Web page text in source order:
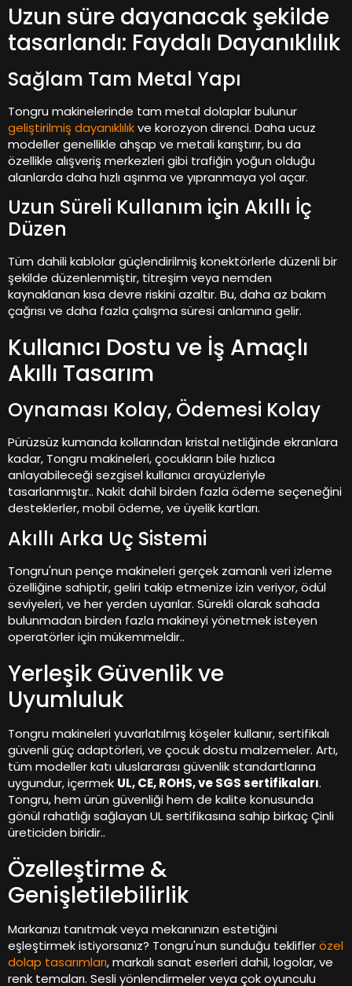
Uzun süre dayanacak şekilde
tasarlandı: Faydalı Dayanıklılık
Sağlam Tam Metal Yapı
Tongru makinelerinde tam metal dolaplar bulunur
geliştirilmiş dayanıklılıkve korozyon direnci. Daha ucuz
modeller genellikle ahşap ve metali karıştırır, bu da
özellikle alışveriş merkezleri gibi trafiğin yoğun olduğu
alanlarda daha hızlı aşınma ve yıpranmaya yol açar.
Uzun Süreli Kullanım için Akıllı İç
Düzen
Tüm dahili kablolar güçlendirilmiş konektörlerle düzenli bir
şekilde düzenlenmiştir, titreşim veya nemden
kaynaklanan kısa devre riskini azaltır. Bu, daha az bakım
çağrısı ve daha fazla çalışma süresi anlamına gelir.
Kullanıcı Dostu ve İş Amaçlı
Akıllı Tasarım
Oynaması Kolay, Ödemesi Kolay
Pürüzsüz kumanda kollarından kristal netliğinde ekranlara
kadar, Tongru makineleri, çocukların bile hızlıca
anlayabileceği sezgisel kullanıcı arayüzleriyle
tasarlanmıştır.. Nakit dahil birden fazla ödeme seçeneğini
desteklerler, mobil ödeme, ve üyelik kartları.
Akıllı Arka Uç Sistemi
Tongru'nun pençe makineleri gerçek zamanlı veri izleme
özelliğine sahiptir, geliri takip etmenize izin veriyor, ödül
seviyeleri, ve her yerden uyarılar. Sürekli olarak sahada
bulunmadan birden fazla makineyi yönetmek isteyen
operatörler için mükemmeldir..
Yerleşik Güvenlik ve
Uyumluluk
Tongru makineleri yuvarlatılmış köşeler kullanır, sertifikalı
güvenli güç adaptörleri, ve çocuk dostu malzemeler. Artı,
tüm modeller katı uluslararası güvenlik standartlarına
uygundur, içermek UL, CE, ROHS, ve SGS sertifikaları.
Tongru, hem ürün güvenliği hem de kalite konusunda
gönül rahatlığı sağlayan UL sertifikasına sahip birkaç Çinli
üreticiden biridir..
Özelleştirme &
Genişletilebilirlik
Markanızı tanıtmak veya mekanınızın estetiğini
eşleştirmek istiyorsanız? Tongru'nun sunduğu tekliflerözel
dolap tasarımları, markalı sanat eserleri dahil, logolar, ve
renk temaları. Sesli yönlendirmeler veya çok oyunculu